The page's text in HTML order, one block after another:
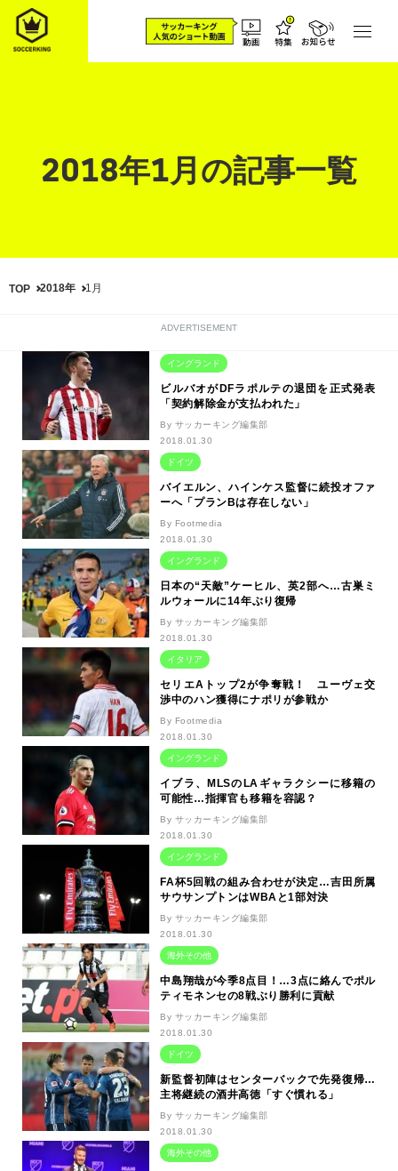
2018年1月の記事一覧
TOP 2018年 1月
ADVERTISEMENT
イングランド
ビルバオがDFラポルテの退団を正式発表
「契約解除金が支払われた」
By サッカーキング編集部
2018.01.30
ドイツ
バイエルン、ハインケス監督に続投オファ
ーへ「プランBは存在しない」
By Footmedia
2018.01.30
イングランド
日本の“天敵”ケーヒル、英2部へ…古巣ミ
ルウォールに14年ぶり復帰
By サッカーキング編集部
2018.01.30
イタリア
セリエAトップ2が争奪戦！ ユーヴェ交
渉中のハン獲得にナポリが参戦か
By Footmedia
2018.01.30
イングランド
イブラ、MLSのLAギャラクシーに移籍の
可能性…指揮官も移籍を容認？
By サッカーキング編集部
2018.01.30
イングランド
FA杯5回戦の組み合わせが決定…吉田所属
サウサンプトンはWBAと1部対決
By サッカーキング編集部
2018.01.30
海外その他
中島翔哉が今季8点目！…3点に絡んでポル
ティモネンセの8戦ぶり勝利に貢献
By サッカーキング編集部
2018.01.30
ドイツ
新監督初陣はセンターバックで先発復帰…
主将継続の酒井高徳「すぐ慣れる」
By サッカーキング編集部
2018.01.30
海外その他